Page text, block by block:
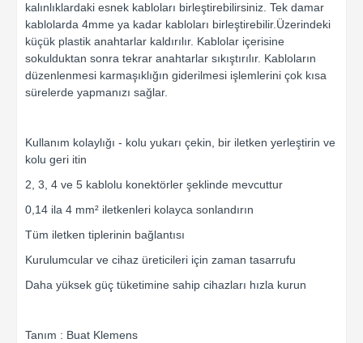
kalınlıklardaki esnek kabloları birleştirebilirsiniz. Tek damar
kablolarda 4mme ya kadar kabloları birleştirebilir.Üzerindeki
küçük plastik anahtarlar kaldırılır. Kablolar içerisine
sokulduktan sonra tekrar anahtarlar sıkıştırılır. Kabloların
düzenlenmesi karmaşıklığın giderilmesi işlemlerini çok kısa
sürelerde yapmanızı sağlar.
Kullanım kolaylığı - kolu yukarı çekin, bir iletken yerleştirin ve
kolu geri itin
2, 3, 4 ve 5 kablolu konektörler şeklinde mevcuttur
0,14 ila 4 mm² iletkenleri kolayca sonlandırın
Tüm iletken tiplerinin bağlantısı
Kurulumcular ve cihaz üreticileri için zaman tasarrufu
Daha yüksek güç tüketimine sahip cihazları hızla kurun
Tanım : Buat Klemens